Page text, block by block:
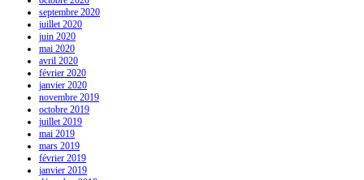
septembre 2020
juillet 2020
juin 2020
mai 2020
avril 2020
février 2020
janvier 2020
novembre 2019
octobre 2019
juillet 2019
mai 2019
mars 2019
février 2019
janvier 2019